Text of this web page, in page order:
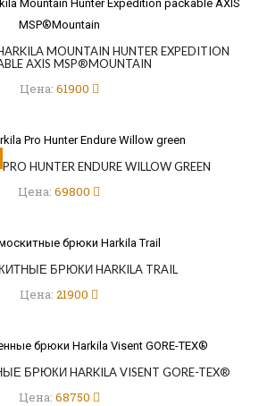
MOUNTAIN HUNTER EXPEDITION
AXIS MSP®MOUNTAIN
Цена: 61900
HUNTER ENDURE WILLOW GREEN
Цена: 69800
БРЮКИ HARKILA TRAIL
Цена: 21900
БРЮКИ HARKILA VISENT GORE-TEX®
Цена: 68750